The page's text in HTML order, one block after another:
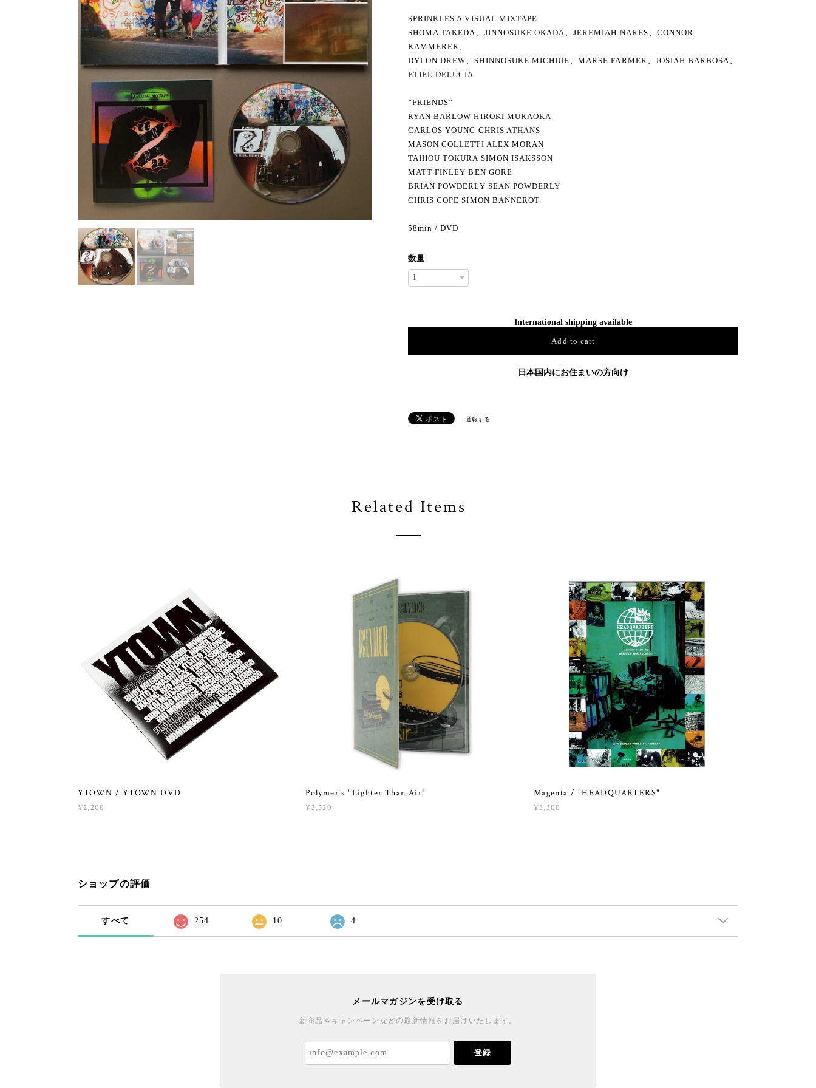
SPRINKLES A VISUAL MIXTAPE
SHOMA TAKEDA、JINNOSUKE OKADA、JEREMIAH NARES、CONNOR
KAMMERER、
DYLON DREW、SHINNOSUKE MICHIUE、MARSE FARMER、JOSIAH BARBOSA、
ETIEL DELUCIA
”FRIENDS”
RYAN BARLOW HIROKI MURAOKA
CARLOS YOUNG CHRIS ATHANS
MASON COLLETTI ALEX MORAN
TAIHOU TOKURA SIMON ISAKSSON
MATT FINLEY BEN GORE
BRIAN POWDERLY SEAN POWDERLY
CHRIS COPE SIMON BANNEROT.
58min / DVD
数量
International shipping available
Add to cart
日本国内にお住まいの方向け
通報する
Related Items
YTOWN / YTOWN DVD
¥2,200
Polymer`s "Lighter Than Air”
¥3,520
Magenta / "HEADQUARTERS"
¥3,300
ショップの評価
すべて 254 10 4
メールマガジンを受け取る
新商品やキャンペーンなどの最新情報をお届けいたします。
登録